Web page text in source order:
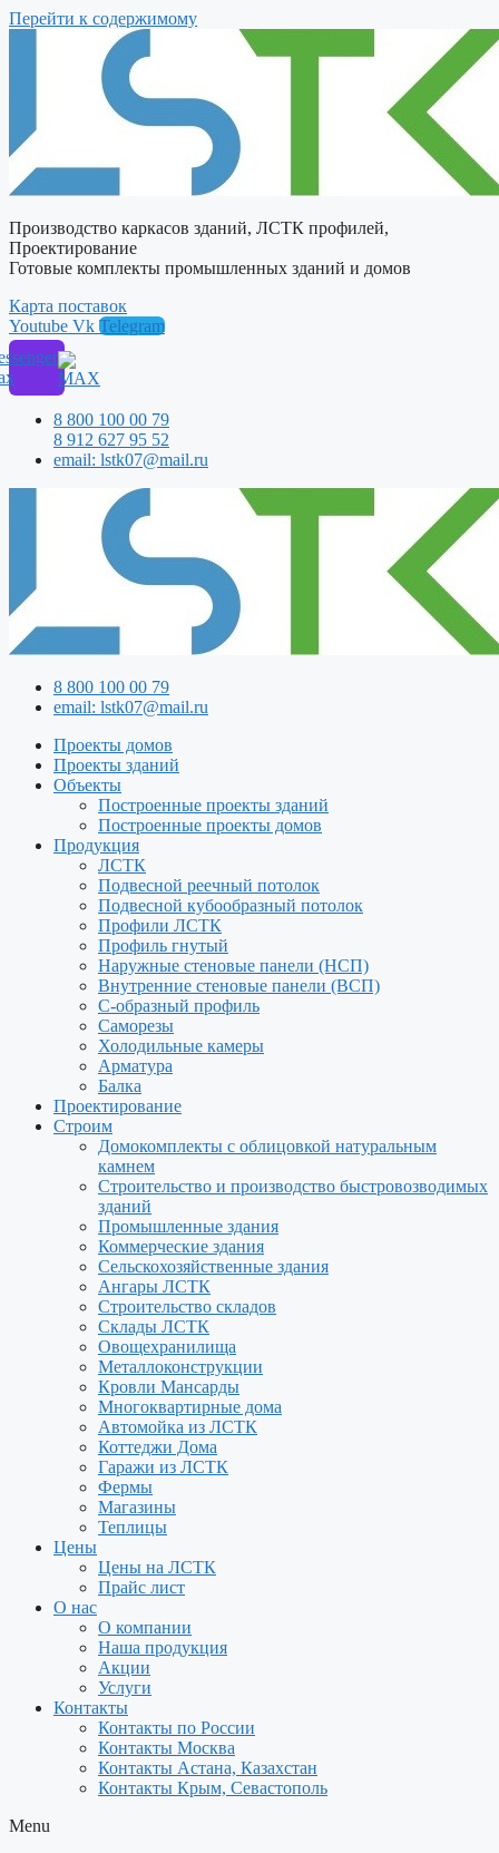
Перейти к содержимому
Производство каркасов зданий, ЛСТК профилей,
Проектирование
Готовые комплекты промышленных зданий и домов
Карта поставок
Youtube Vk Telegram
8 800 100 00 79
8 912 627 95 52
email: lstk07@mail.ru
8 800 100 00 79
email: lstk07@mail.ru
Проекты домов
Проекты зданий
Объекты
Построенные проекты зданий
Построенные проекты домов
Продукция
ЛСТК
Подвесной реечный потолок
Подвесной кубообразный потолок
Профили ЛСТК
Профиль гнутый
Наружные стеновые панели (НСП)
Внутренние стеновые панели (ВСП)
С-образный профиль
Саморезы
Холодильные камеры
Арматура
Балка
Проектирование
Строим
Домокомплекты с облицовкой натуральным
камнем
Строительство и производство быстровозводимых
зданий
Промышленные здания
Коммерческие здания
Сельскохозяйственные здания
Ангары ЛСТК
Строительство складов
Склады ЛСТК
Овощехранилища
Металлоконструкции
Кровли Мансарды
Многоквартирные дома
Автомойка из ЛСТК
Коттеджи Дома
Гаражи из ЛСТК
Фермы
Магазины
Теплицы
Цены
Цены на ЛСТК
Прайс лист
О нас
О компании
Наша продукция
Акции
Услуги
Контакты
Контакты по России
Контакты Москва
Контакты Астана, Казахстан
Контакты Крым, Севастополь
Menu